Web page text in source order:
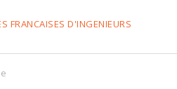
FRANCAISES D'INGENIEURS